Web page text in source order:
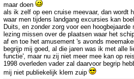
maar doen
als ik zelf op een cruise meevaar, dan wordt
waar men tijdens landgang excursies kan
Duits, en zonder zorg voor een hoogbejaarde
lezing missen over de plaatsen waar het
af en toe het amusement 's avonds
begrijp mij goed, al die jaren was ik met alle
functie', maar nu zij niet meer mee kan op
1998 overleden vader zal daarvoor begrip
mij niet publiekelijk klem zuip